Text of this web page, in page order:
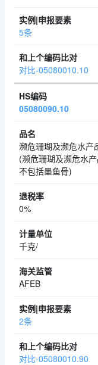
5条
对比-05080010.10
05080090.10
濒危珊瑚及濒危水产
(濒危珊瑚及濒危水
不包括墨鱼骨)
0%
千克/
AFEB
2条
对比-05080010.90